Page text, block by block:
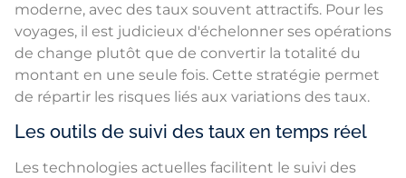
moderne, avec des taux souvent attractifs. Pour les
voyages, il est judicieux d'échelonner ses opérations
de change plutôt que de convertir la totalité du
montant en une seule fois. Cette stratégie permet
de répartir les risques liés aux variations des taux.
Les outils de suivi des taux en temps réel
Les technologies actuelles facilitent le suivi des